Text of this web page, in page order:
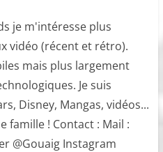
je m'intéresse plus
vidéo (récent et rétro).
mais plus largement
Je suis
Disney, Mangas, vidéos...
famille ! Contact : Mail :
@Gouaig Instagram